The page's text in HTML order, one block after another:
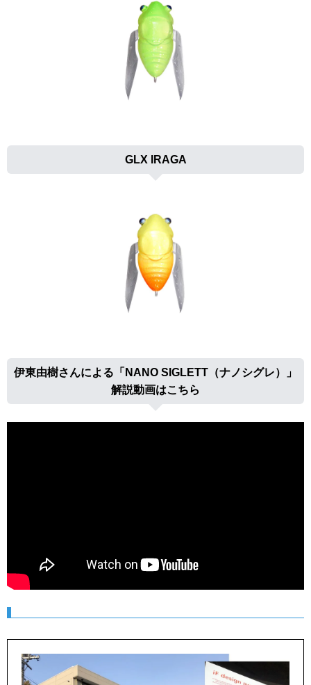
GLX IRAGA
伊東由樹さんによる「NANO SIGLETT（ナノシグレ）」
解説動画はこちら